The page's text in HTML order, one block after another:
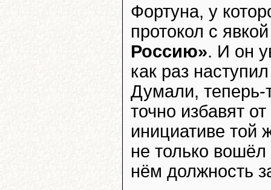
Фортуна, у
протокол с
Россию». И он
как раз
Думали, теперь-
точно избавят
инициативе той
не только
нём должность